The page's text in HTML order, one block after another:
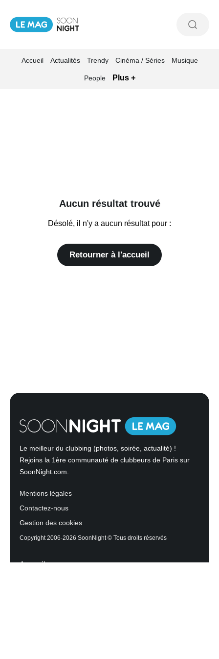
Accueil Actualités Trendy Cinéma / Séries Musique
People Plus +
Aucun résultat trouvé
Désolé, il n'y a aucun résultat pour :
Retourner à l'accueil
Le meilleur du clubbing (photos, soirée, actualité) !
Rejoins la 1ère communauté de clubbeurs de Paris sur
SoonNight.com.
Mentions légales
Contactez-nous
Gestion des cookies
Copyright 2006-2026 SoonNight © Tous droits réservés
Accueil